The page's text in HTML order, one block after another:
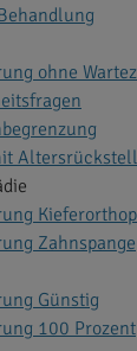
ohne
Zahnspange
Günstig
100 Prozent